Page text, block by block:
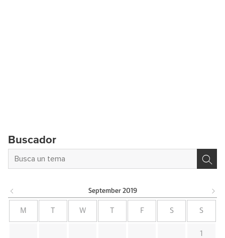
Buscador
September 2019
M W F S S
1